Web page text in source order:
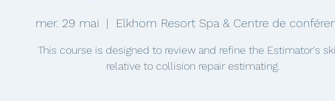
mer. 29 mai
  |
Elkhorn Resort Spa & Centre de
This course is designed to review and refine the Estimator's
relative to collision repair estimating.